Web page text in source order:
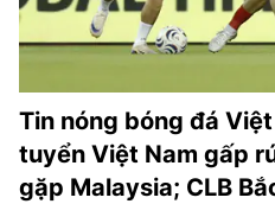
Tin nóng bóng đá
tuyển Việt Nam gấp
gặp Malaysia; CLB